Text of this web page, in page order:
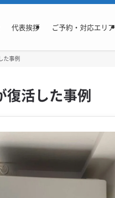
代表挨拶 ご予約・対応エリア
た事例
復活した事例